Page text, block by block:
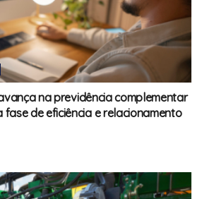
na previdência complementar
fase de eficiência e relacionamento